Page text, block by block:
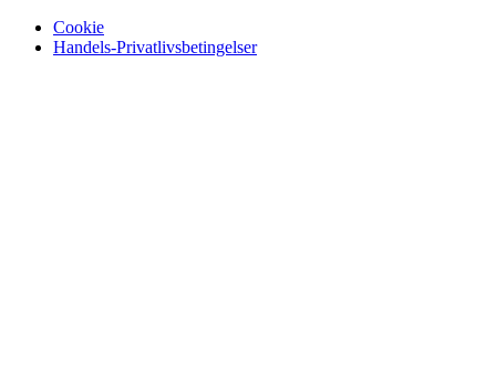
Cookie
Handels-Privatlivsbetingelser